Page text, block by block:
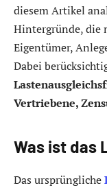
diesem Artikel
Hintergründe, die
Eigentümer,
Dabei
Vertriebene,
Was ist das
Das ursprüngliche